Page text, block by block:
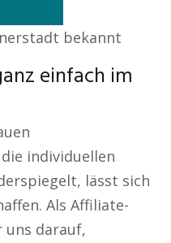
bekannt
einfach im
individuellen
lässt sich
Als Affiliate-
darauf,